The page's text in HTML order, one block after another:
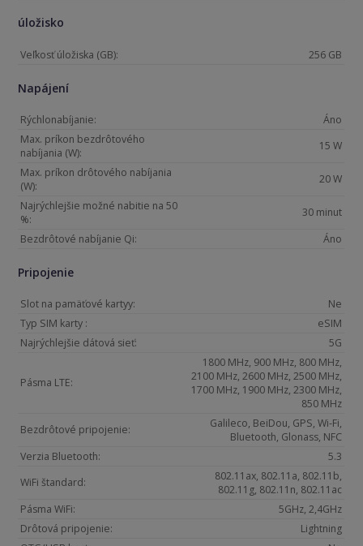
úložisko
Veľkosť úložiska (GB): 256 GB
Napájení
Rýchlonabíjanie:
Áno
Max. príkon bezdrôtového
nabíjania (W):
15 W
Max. príkon drôtového nabíjania
(W):
20 W
Najrýchlejšie možné nabitie na 50
%:
30 minut
Bezdrôtové nabíjanie Qi:
Áno
Pripojenie
Slot na pamäťové kartyy:
Ne
Typ SIM karty :
eSIM
Najrýchlejšie dátová sieť:
5G
Pásma LTE:
1800 MHz, 900 MHz, 800 MHz,
2100 MHz, 2600 MHz, 2500 MHz,
1700 MHz, 1900 MHz, 2300 MHz,
850 MHz
Bezdrôtové pripojenie:
Galileco, BeiDou, GPS, Wi-Fi,
Bluetooth, Glonass, NFC
Verzia Bluetooth:
5.3
WiFi štandard:
802.11ax, 802.11a, 802.11b,
802.11g, 802.11n, 802.11ac
Pásma WiFi:
5GHz, 2,4GHz
Drôtová pripojenie:
Lightning